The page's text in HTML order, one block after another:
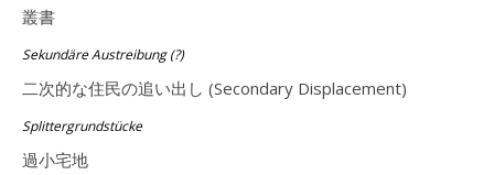
叢書
Sekundäre Austreibung (?)
二次的な住民の追い出し (Secondary Displacement)
Splittergrundstücke
過小宅地